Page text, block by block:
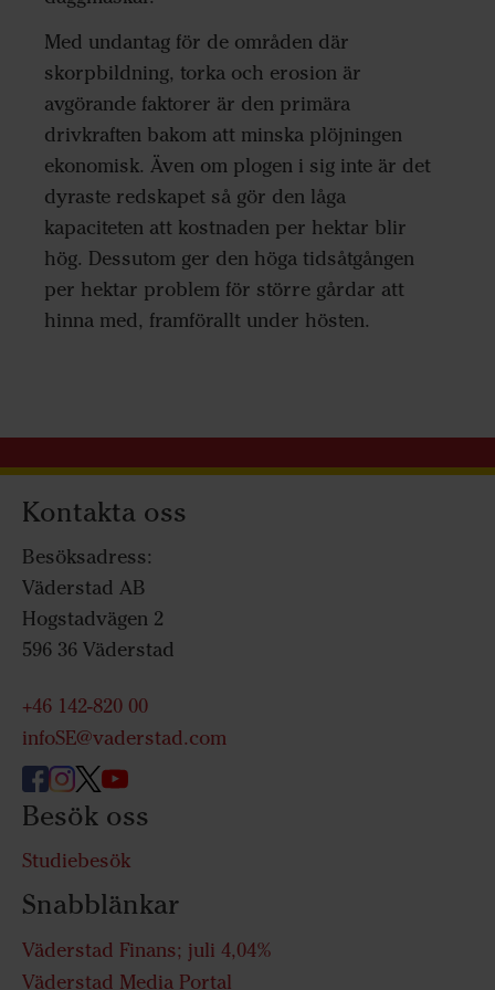
Med undantag för de områden där
skorpbildning, torka och erosion är
avgörande faktorer är den primära
drivkraften bakom att minska plöjningen
ekonomisk. Även om plogen i sig inte är det
dyraste redskapet så gör den låga
kapaciteten att kostnaden per hektar blir
hög. Dessutom ger den höga tidsåtgången
per hektar problem för större gårdar att
hinna med, framförallt under hösten.
Kontakta oss
Besöksadress:
Väderstad AB
Hogstadvägen 2
596 36 Väderstad
+46 142-820 00
infoSE@vaderstad.com
Besök oss
Studiebesök
Snabblänkar
Väderstad Finans; juli 4,04%
Väderstad Media Portal